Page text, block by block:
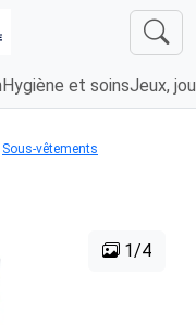
Hygiène et soinsJeux,
Sous-vêtements
1/4